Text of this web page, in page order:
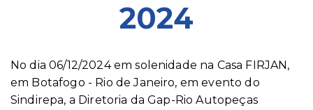
2024
No dia 06/12/2024 em solenidade na Casa FIRJAN,
em Botafogo - Rio de Janeiro, em evento do
Sindirepa, a Diretoria da Gap-Rio Autopeças